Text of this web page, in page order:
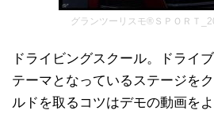
グランツーリスモ®ＳＰＯＲＴ
ドライビングスクール。ドライ
テーマとなっているステージを
ルドを取るコツはデモの動画を